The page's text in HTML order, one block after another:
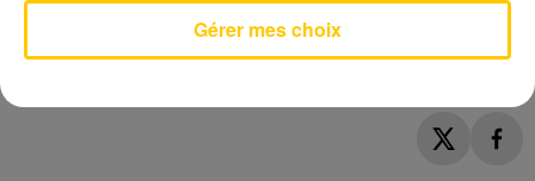
Gérer mes choix